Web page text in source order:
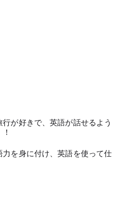
が好きで、英語が話せるよう
を身に付け、英語を使って仕